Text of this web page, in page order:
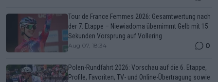
Tour de France Femmes 2026: Gesamtwertung nach
der 7. Etappe – Niewiadoma übernimmt Gelb mit 15
Sekunden Vorsprung auf Vollering
Aug 07, 18:34 0
Polen-Rundfahrt 2026: Vorschau auf die 6. Etappe,
Profile, Favoriten, TV- und Online-Übertragung sowie